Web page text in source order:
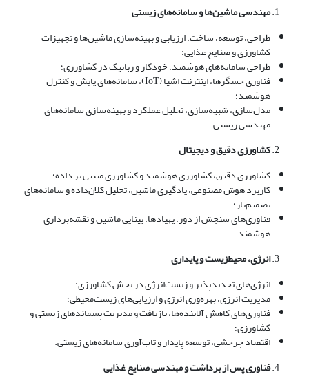
مهندسی ماشین‌ها و سامانه‌های زیستی
طراحی، توسعه، ساخت، ارزیابی و بهینه‌سازی ماشین‌ها و تجهیزات
کشاورزی و صنایع غذایی؛
طراحی سامانه‌های هوشمند، خودکار و رباتیک در کشاورزی؛
فناوری حسگرها، اینترنت اشیا (IoT)، سامانه‌های پایش و کنترل
هوشمند؛
مدل‌سازی، شبیه‌سازی، تحلیل عملکرد و بهینه‌سازی سامانه‌های
مهندسی زیستی.
کشاورزی دقیق و دیجیتال
کشاورزی دقیق، کشاورزی هوشمند و کشاورزی مبتنی بر داده؛
کاربرد هوش مصنوعی، یادگیری ماشین، تحلیل کلان‌داده و سامانه‌های
تصمیم‌یار؛
فناوری‌های سنجش از دور، پهپادها، بینایی ماشین و نقشه‌برداری
هوشمند.
انرژی، محیط‌زیست و پایداری
انرژی‌های تجدیدپذیر و زیست‌انرژی در بخش کشاورزی؛
مدیریت انرژی، بهره‌وری انرژی و ارزیابی‌های زیست‌محیطی؛
فناوری‌های کاهش آلاینده‌ها، بازیافت و مدیریت پسماندهای زیستی و
کشاورزی؛
اقتصاد چرخشی، توسعه پایدار و تاب‌آوری سامانه‌های زیستی.
فناوری پس از برداشت و مهندسی صنایع غذایی